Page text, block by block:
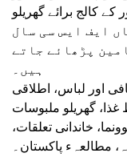
کے کالج برائے گھریلو
ایف ایس سی سال
پڑھائے جاتے
ہیں۔
اور لباس، اطلاقی
غذا، گھریلو ملبوسات
خاندانی تعلقات،
مطالعہء پاکستان۔